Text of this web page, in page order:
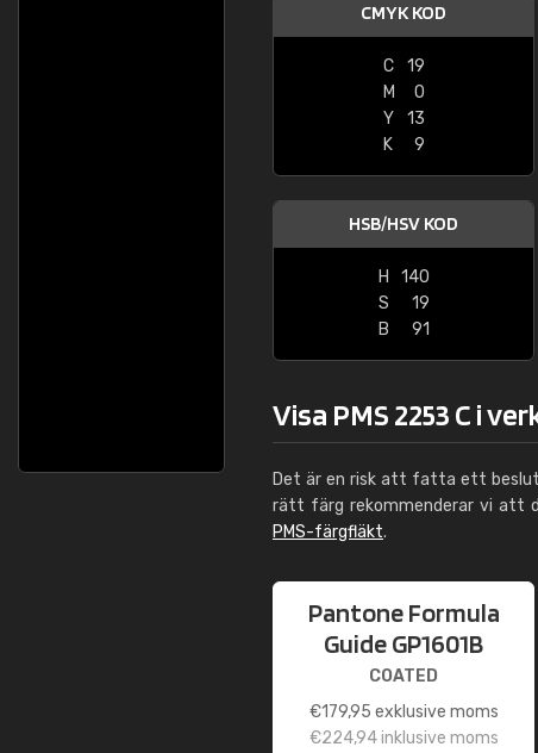
CMYK KOD
C
19
M
0
Y
13
K
9
HSB/HSV KOD
H
140
S
19
B
91
Visa PMS 2253 C i
Det är en risk att fatta ett beslut
rätt färg rekommenderar vi att
PMS-färgfläkt.
Pantone Formula
Guide GP1601B
COATED
€179,95 exklusive moms
€224,94inklusive moms